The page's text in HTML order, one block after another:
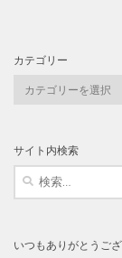
カテゴリー
ー
サイト内検索
検
いつもありがとうご